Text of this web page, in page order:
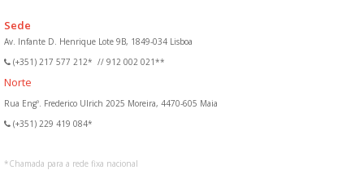
Sede
Av. Infante D. Henrique Lote 9B, 1849-034 Lisboa
(+351) 217 577 212* // 912 002 021**
Norte
Rua Engº. Frederico Ulrich 2025 Moreira, 4470-605 Maia
(+351) 229 419 084*
*Chamada para a rede fixa nacional